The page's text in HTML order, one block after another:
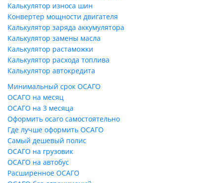
Калькулятор износа шин
Конвертер мощности двигателя
Калькулятор заряда аккумулятора
Калькулятор замены масла
Калькулятор растаможки
Калькулятор расхода топлива
Калькулятор автокредита
Минимальный срок ОСАГО
ОСАГО на месяц
ОСАГО на 3 месяца
Оформить осаго самостоятельно
Где лучше оформить ОСАГО
Самый дешевый полис
ОСАГО на грузовик
ОСАГО на автобус
Расширенное ОСАГО